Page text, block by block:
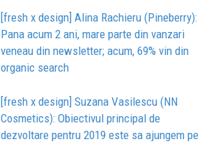
[fresh x design] Alina Rachieru (Pineberry):
Pana acum 2 ani, mare parte din vanzari
veneau din newsletter; acum, 69% vin din
organic search
[fresh x design] Suzana Vasilescu (NN
Cosmetics): Obiectivul principal de
dezvoltare pentru 2019 este sa ajungem pe